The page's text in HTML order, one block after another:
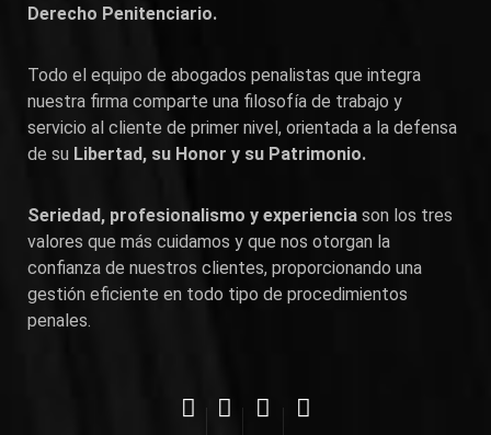
Derecho Penitenciario.
Todo el equipo de abogados penalistas que integra
nuestra firma comparte una filosofía de trabajo y
servicio al cliente de primer nivel, orientada a la defensa
de su Libertad, su Honor y su Patrimonio.
Seriedad, profesionalismo y experiencia son los tres
valores que más cuidamos y que nos otorgan la
confianza de nuestros clientes, proporcionando una
gestión eficiente en todo tipo de procedimientos
penales.